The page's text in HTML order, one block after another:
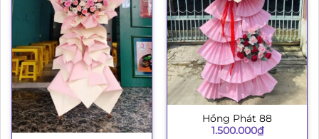
Hồng Phát 88
1.500.000₫